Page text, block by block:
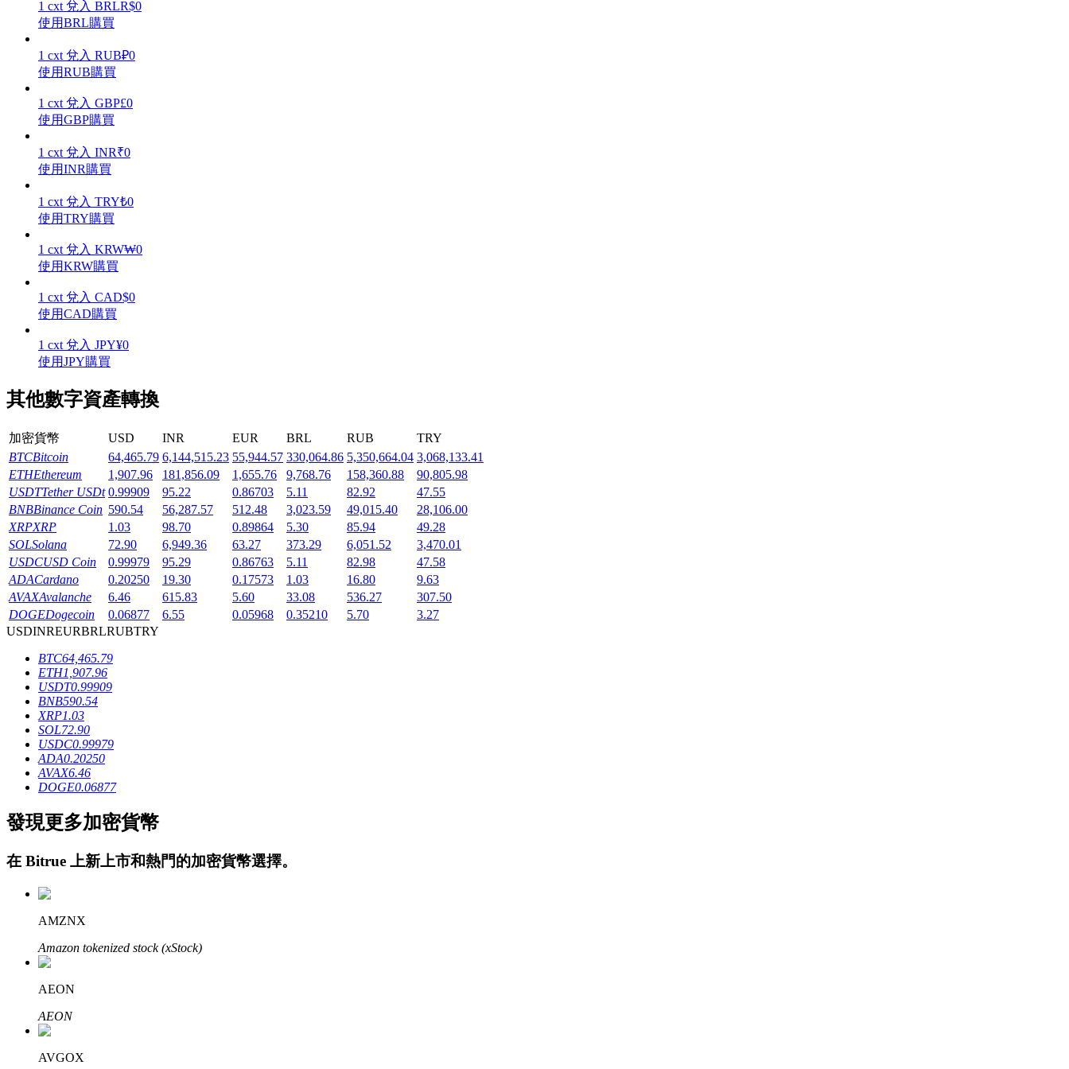
理財
增值寶
機槍池
一鍵質押鎖定高收益
Launchpool
活期質押獲得熱門資產
鎖倉BTR
輕鬆獲得多重福利
借貸寶
借貸數字貨幣，及時且安全的服務
1 cxt 兌入 BRLR$0
使用BRL購買
1 cxt 兌入 RUB₽0
使用RUB購買
1 cxt 兌入 GBP£0
使用GBP購買
1 cxt 兌入 INR₹0
使用INR購買
1 cxt 兌入 TRY₺0
使用TRY購買
1 cxt 兌入 KRW₩0
使用KRW購買
1 cxt 兌入 CAD$0
使用CAD購買
1 cxt 兌入 JPY¥0
使用JPY購買
其他數字資產轉換
加密貨幣 USD INR EUR BRL RUB
TRY
BTCBitcoin 64,465.79 6,144,515.23 55,944.57 330,064.86 5,350,664.04 3,068,133.41
ETHEthereum 1,907.96 181,856.09 1,655.76 9,768.76 158,360.88
90,805.98
USDTTether USDt 0.99909 95.22 0.86703 5.11 82.92
47.55
BNBBinance Coin 590.54 56,287.57 512.48 3,023.59 49,015.40
28,106.00
XRPXRP 1.03 98.70 0.89864 5.30 85.94
49.28
SOLSolana 72.90 6,949.36 63.27 373.29 6,051.52
3,470.01
USDCUSD Coin 0.99979 95.29 0.86763 5.11 82.98
47.58
ADACardano 0.20250 19.30 0.17573 1.03 16.80
9.63
AVAXAvalanche 6.46 615.83 5.60 33.08 536.27
307.50
DOGEDogecoin 0.06877 6.55 0.05968 0.35210 5.70
3.27
USDINREURBRLRUBTRY
BTC64,465.79
ETH1,907.96
USDT0.99909
BNB590.54
XRP1.03
SOL72.90
USDC0.99979
ADA0.20250
AVAX6.46
DOGE0.06877
發現更多加密貨幣
在 Bitrue 上新上市和熱門的加密貨幣選擇。
AMZNX
Amazon tokenized stock (xStock)
AEON
AEON
AVGOX